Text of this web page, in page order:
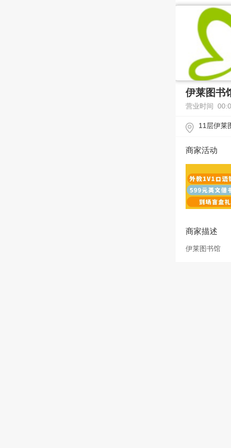
伊莱图书
营业时间
11层伊莱
商家活动
商家描述
伊莱图书馆